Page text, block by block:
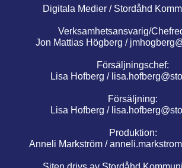
Digitala Medier / Stordåhd
Verksamhetsansvarig/
Jon Mattias Högberg /
Försäljningschef:
Lisa Hofberg /
Försäljning:
Lisa Hofberg /
Produktion:
Anneli Markström /